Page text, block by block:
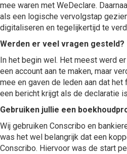
mee waren met WeDeclare.
als een logische vervolgstap
digitaliseren en tegelijkertijd te
Werden er veel vragen gesteld?
In het begin wel. Het meest werd
een account aan te maken, maar
mee en gaven de leden aan dat
een bericht krijgt als de declaratie
Gebruiken jullie een
Wij gebruiken Conscribo en
was het wel belangrijk dat een
Conscribo. Hiervoor was de start